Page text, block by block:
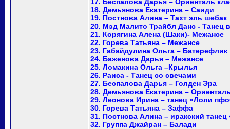
18. Демьянова Екатерина – Саиди
19. Постнова Алина – Тахт эль шебак
20. Мэд Малито Трайбл Данс - Танец
21. Корягина Алена (Шаки)- Межансе
22. Горева Татьяна – Межансе
23. Габайдулина Ольга – Батерефлик
24. Баженова Дарья – Межансе
25. Ломакина Ольга –Крылья
26. Раиса - Танец со свечами
27. Беспалова Дарья – Голден Эра
28. Демьянова Екатерина –
29. Леонова Ирина – танец «Лоли
30. Горева Татьяна – Заффа
31. Постнова Алина – иракский танец
32. Группа Джайран – Балади